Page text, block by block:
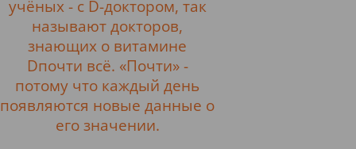
учёных - с D-доктором, так
называют докторов,
знающих о витамине
Dпочти всё. «Почти» -
потому что каждый день
появляются новые данные о
его значении.